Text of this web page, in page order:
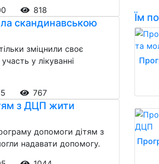
818
скандинавською
зміцнили своє
у лікуванні
767
з ДЦП жити
допомоги дітям з
надавати допомогу.
Їм